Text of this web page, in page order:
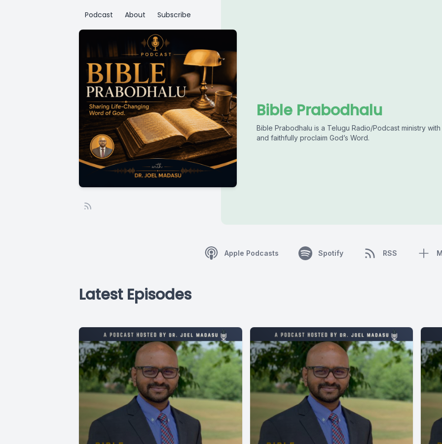
Podcast About Subscribe
Bible Prabodhalu
Bible Prabodhalu is a Telugu Radio/Podcast ministry
and faithfully proclaim God’s Word.
Apple Podcasts Spotify RSS
Latest Episodes